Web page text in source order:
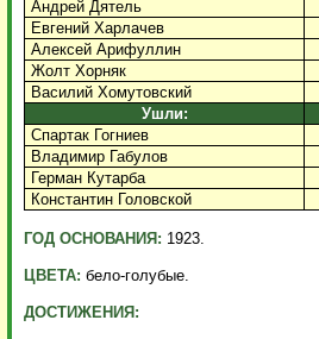
Андрей Дятель
Евгений Харлачев
Алексей Арифуллин
Жолт Хорняк
Василий Хомутовский
Ушли:
Спартак Гогниев
Владимир Габулов
Герман Кутарба
Константин Головской
ГОД ОСНОВАНИЯ: 1923.
ЦВЕТА: бело-голубые.
ДОСТИЖЕНИЯ: